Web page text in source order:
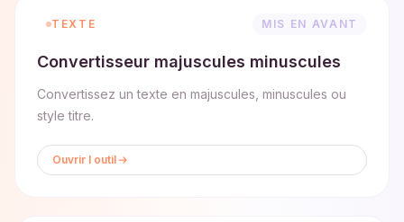
TEXTE MIS EN AVANT
Convertisseur majuscules minuscules
Convertissez un texte en majuscules, minuscules ou
style titre.
Ouvrir l outil